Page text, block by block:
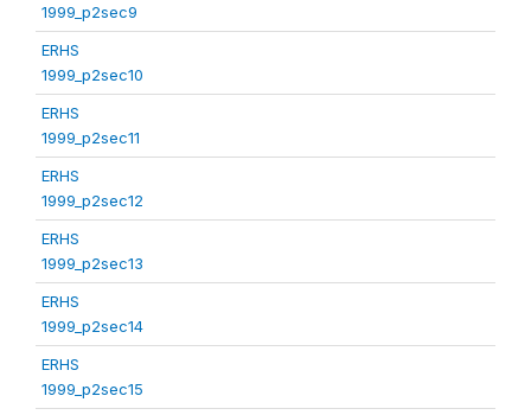
1999_p2sec9
ERHS
1999_p2sec10
ERHS
1999_p2sec11
ERHS
1999_p2sec12
ERHS
1999_p2sec13
ERHS
1999_p2sec14
ERHS
1999_p2sec15